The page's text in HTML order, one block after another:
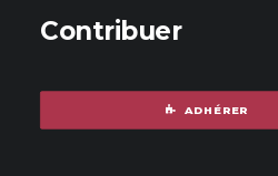
Contribuer
ADHÉRER